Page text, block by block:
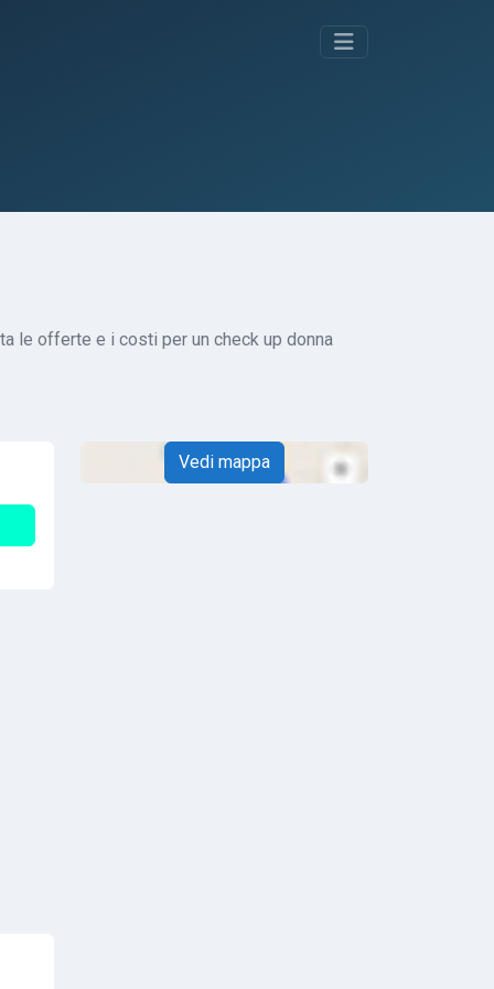
le offerte e i costi per un check up donna
Vedi mappa